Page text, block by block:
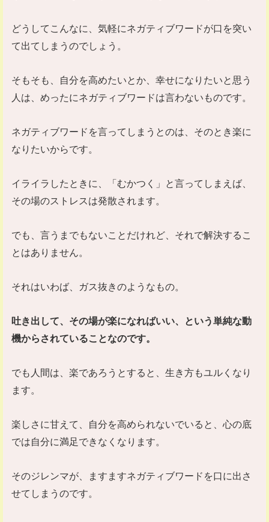
どうしてこんなに、気軽にネガティブワードが口を突い
て出てしまうのでしょう。
そもそも、自分を高めたいとか、幸せになりたいと思う
人は、めったにネガティブワードは言わないものです。
ネガティブワードを言ってしまうとのは、そのとき楽に
なりたいからです。
イライラしたときに、「むかつく」と言ってしまえば、
その場のストレスは発散されます。
でも、言うまでもないことだけれど、それで解決するこ
とはありません。
それはいわば、ガス抜きのようなもの。
吐き出して、その場が楽になればいい、という単純な動
機からされていることなのです。
でも人間は、楽であろうとすると、生き方もユルくなり
ます。
楽しさに甘えて、自分を高められないでいると、心の底
では自分に満足できなくなります。
そのジレンマが、ますますネガティブワードを口に出さ
せてしまうのです。